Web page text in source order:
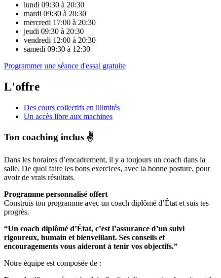
lundi 09:30 à 20:30
mardi 09:30 à 20:30
mercredi 17:00 à 20:30
jeudi 09:30 à 20:30
vendredi 12:00 à 20:30
samedi 09:30 à 12:30
Programmer une séance d'essai gratuite
L'offre
Des cours collectifs en illimités
Un accès libre aux machines
Ton coaching inclus ✌️
Dans les horaires d’encadrement, il y a toujours un coach dans la
salle. De quoi faire les bons exercices, avec la bonne posture, pour
avoir de vrais résultats.
Programme personnalisé offert
Construis ton programme avec un coach diplômé d’État et suis tes
progrès.
“Un coach diplômé d’État, c’est l’assurance d’un suivi
rigoureux, humain et bienveillant. Ses conseils et
encouragements vous aideront à tenir vos objectifs.”
Notre équipe est composée de :